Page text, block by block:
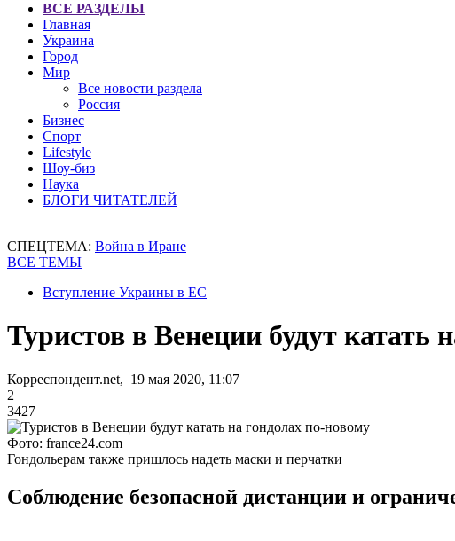
ВСЕ РАЗДЕЛЫ
Главная
Украина
Город
Мир
Все новости раздела
Россия
Бизнес
Спорт
Lifestyle
Шоу-биз
Наука
БЛОГИ ЧИТАТЕЛЕЙ
СПЕЦТЕМА: Война в Иране
ВСЕ ТЕМЫ
Вступление Украины в ЕС
Туристов в Венеции будут катать
Корреспондент.net, 19 мая 2020, 11:07
2
3427
Фото: france24.com
Гондольерам также пришлось надеть маски и перчатки
Соблюдение безопасной дистанции и